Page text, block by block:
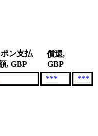
ン支払
, GBP
償還,
GBP
***
***